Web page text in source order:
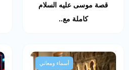
قصة موسى عليه السلام
كاملة مع..
أسماء ومعاني